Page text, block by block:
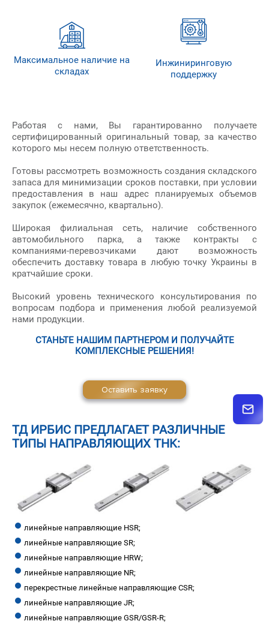
Максимальное наличие на
складах
Инжиниринговую
поддержку
Работая с нами, Вы гарантированно получаете
сертифицированный оригинальный товар, за качество
которого мы несем полную ответственность.
Готовы рассмотреть возможность создания складского
запаса для минимизации сроков поставки, при условии
предоставления в наш адрес планируемых объемов
закупок (ежемесячно, квартально).
Широкая филиальная сеть, наличие собственного
автомобильного парка, а также контракты с
компаниями-перевозчиками дают возможность
обеспечить доставку товара в любую точку Украины в
кратчайшие сроки.
Высокий уровень технического консультирования по
вопросам подбора и применения любой реализуемой
нами продукции.
СТАНЬТЕ НАШИМ ПАРТНЕРОМ И ПОЛУЧАЙТЕ
КОМПЛЕКСНЫЕ РЕШЕНИЯ!
Оставить заявку
ТД ИРБИС ПРЕДЛАГАЕТ РАЗЛИЧНЫЕ
ТИПЫ НАПРАВЛЯЮЩИХ THK:
линейные направляющие HSR;
линейные направляющие SR;
линейные направляющие HRW;
линейные направляющие NR;
перекрестные линейные направляющие CSR;
линейные направляющие JR;
линейные направляющие GSR/GSR-R;